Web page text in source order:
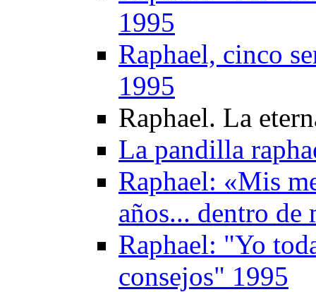
1995
Raphael, cinco
1995
Raphael. La
La pandilla
Raphael: «Mis
años... dentro de
Raphael: "Yo
consejos" 1995